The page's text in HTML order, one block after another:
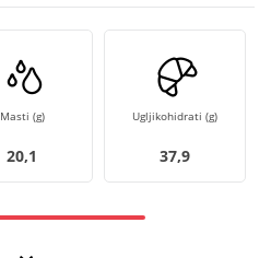
Masti (g)
20,1
Ugljikohidrati (g)
37,9